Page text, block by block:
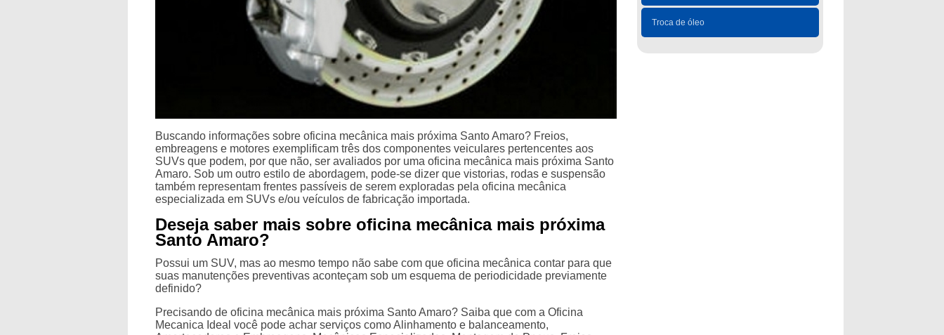
Troca de óleo
Buscando informações sobre oficina mecânica mais próxima Santo Amaro? Freios,
embreagens e motores exemplificam três dos componentes veiculares pertencentes aos
SUVs que podem, por que não, ser avaliados por uma oficina mecânica mais próxima Santo
Amaro. Sob um outro estilo de abordagem, pode-se dizer que vistorias, rodas e suspensão
também representam frentes passíveis de serem exploradas pela oficina mecânica
especializada em SUVs e/ou veículos de fabricação importada.
Deseja saber mais sobre oficina mecânica mais próxima
Santo Amaro?
Possui um SUV, mas ao mesmo tempo não sabe com que oficina mecânica contar para que
suas manutenções preventivas aconteçam sob um esquema de periodicidade previamente
definido?
Precisando de oficina mecânica mais próxima Santo Amaro? Saiba que com a Oficina
Mecanica Ideal você pode achar serviços como Alinhamento e balanceamento,